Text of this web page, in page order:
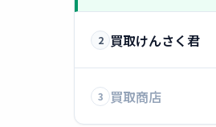
2 買取けんさく君
3 買取商店